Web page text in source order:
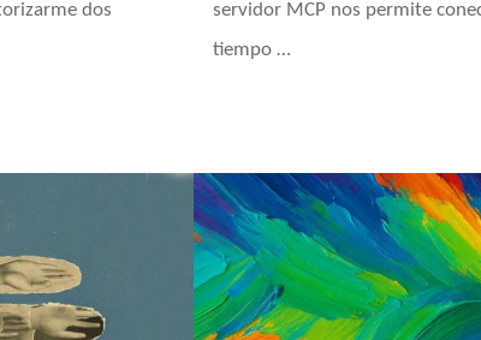
dos
servidor MCP nos permite
tiempo …